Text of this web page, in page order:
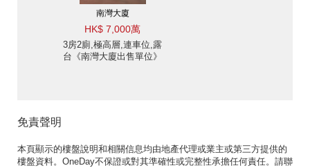
南灣大廈
HK$ 7,000萬
3房2廁,極高層,連車位,露
台《南灣大廈出售單位》
免責聲明
本頁顯示的樓盤說明和相關信息均由地產代理或業主或第三方提供的
樓盤資料。OneDay不保證或對其準確性或完整性承擔任何責任。請聯